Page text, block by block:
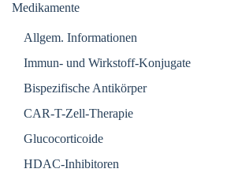
Medikamente
Allgem. Informationen
Immun- und Wirkstoff-Konjugate
Bispezifische Antikörper
CAR-T-Zell-Therapie
Glucocorticoide
HDAC-Inhibitoren